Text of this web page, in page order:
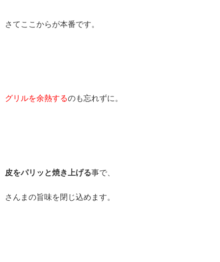
さてここからが本番です。
グリルを余熱するのも忘れずに。
皮をパリッと焼き上げる事で、
さんまの旨味を閉じ込めます。